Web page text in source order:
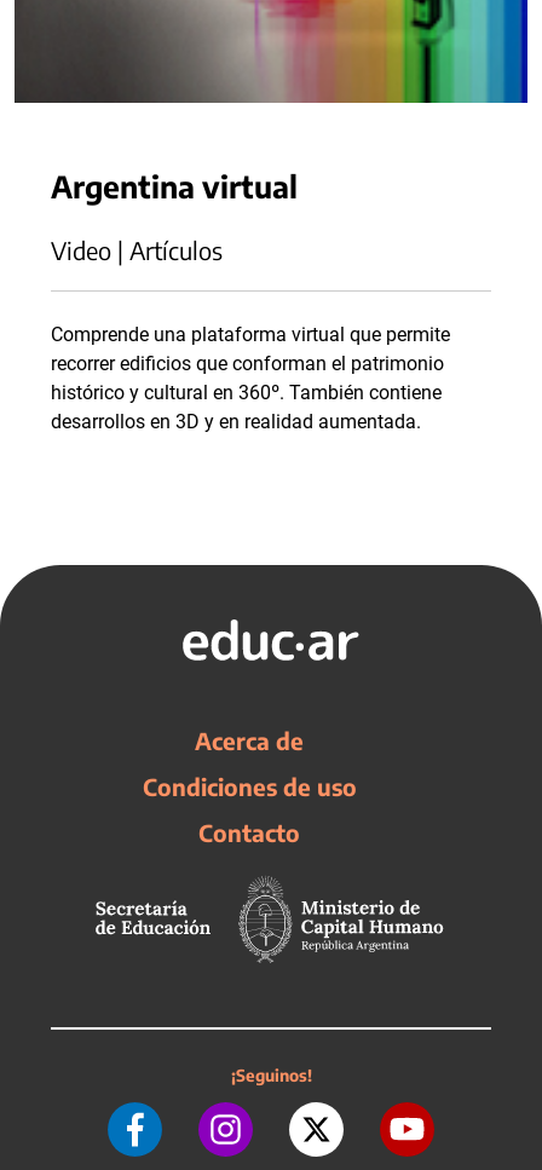
Argentina virtual
Video | Artículos
Comprende una plataforma virtual que permite
recorrer edificios que conforman el patrimonio
histórico y cultural en 360º. También contiene
desarrollos en 3D y en realidad aumentada.
Acerca de
Condiciones de uso
Contacto
¡Seguinos!